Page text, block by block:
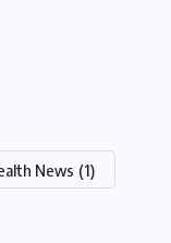
News (1)